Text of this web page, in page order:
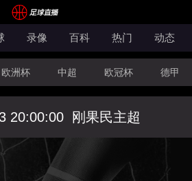
录像 百科 热门 动态
欧洲杯 中超 欧冠杯 德甲
20:00:00 刚果民主超